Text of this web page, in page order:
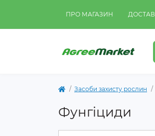
ПРО МАГАЗИН
Засоби захисту рослин
Фунгіциди